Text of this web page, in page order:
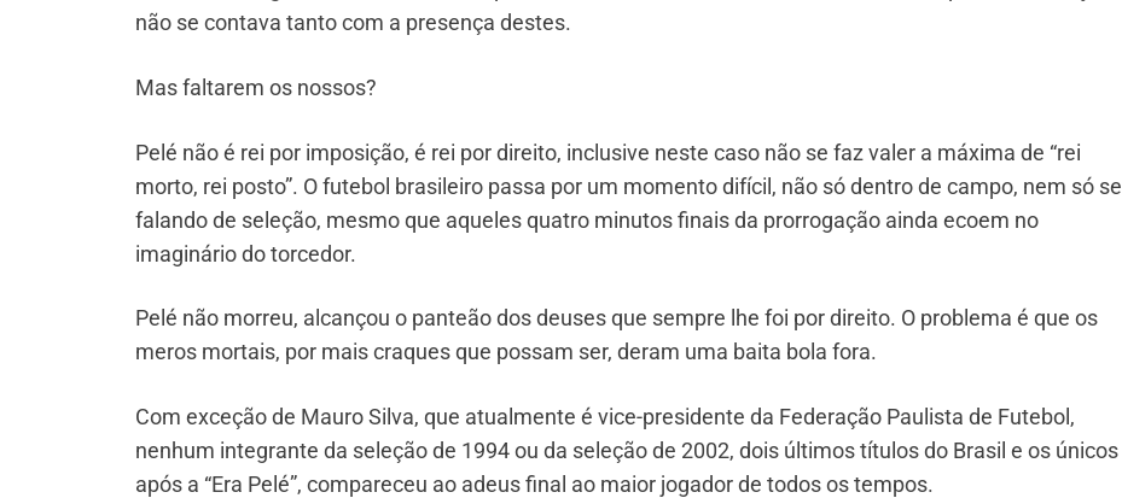
não se contava tanto com a presença destes.
Mas faltarem os nossos?
Pelé não é rei por imposição, é rei por direito, inclusive neste caso não se faz valer a máxima de “rei
morto, rei posto”. O futebol brasileiro passa por um momento difícil, não só dentro de campo, nem só se
falando de seleção, mesmo que aqueles quatro minutos finais da prorrogação ainda ecoem no
imaginário do torcedor.
Pelé não morreu, alcançou o panteão dos deuses que sempre lhe foi por direito. O problema é que os
meros mortais, por mais craques que possam ser, deram uma baita bola fora.
Com exceção de Mauro Silva, que atualmente é vice-presidente da Federação Paulista de Futebol,
nenhum integrante da seleção de 1994 ou da seleção de 2002, dois últimos títulos do Brasil e os únicos
após a “Era Pelé”, compareceu ao adeus final ao maior jogador de todos os tempos.